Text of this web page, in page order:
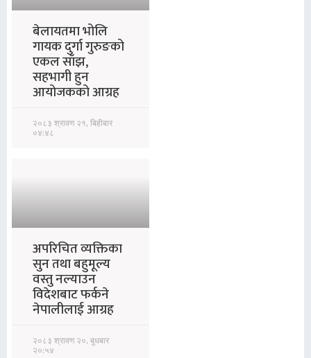
बेलायतमा भोलि
गायक दुर्गा गुरुङको
एकल साँझ,
सहभागी हुन
आयोजकको आग्रह
२०८३ श्रावण २१, बिहीबार
०४:४८
अपरिचित व्यक्तिका
सुन तथा बहुमूल्य
वस्तु नल्याउन
विदेशबाट फर्कने
नेपालीलाई आग्रह
२०८३ श्रावण २०, बुधबार
२०:५४